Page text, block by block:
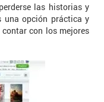
las historias y
una opción práctica y
con los mejores